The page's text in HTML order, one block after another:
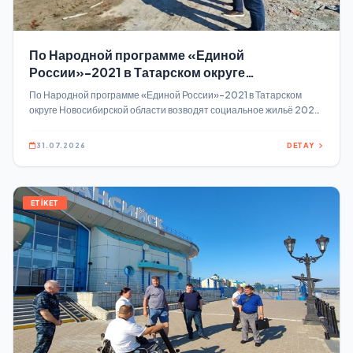
По Народной программе «Единой
России»-2021 в Татарском округе
Новосибирской области возводят
социальное жильё
По Народной программе «Единой России»-2021 в Татарском
округе Новосибирской области возводят социальное жильё 2026,
сельских территорий На улице Зелёной построили уже 17 новых
31.07.2026 DETAY
ETİKET